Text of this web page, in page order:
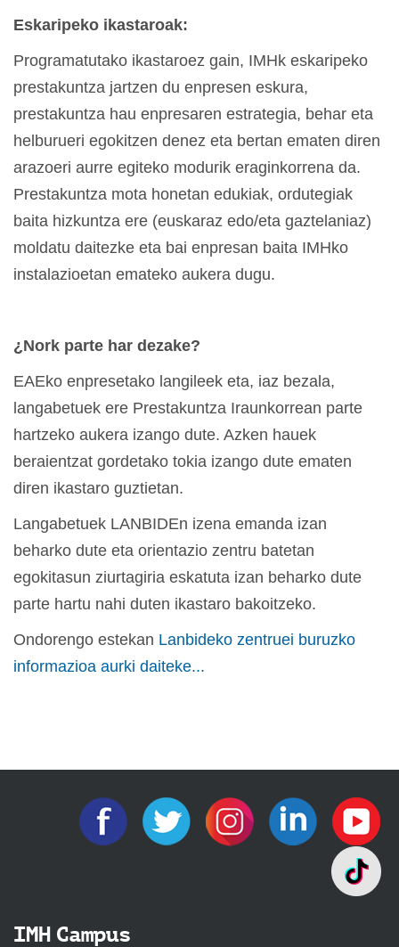
Eskaripeko ikastaroak:
Programatutako ikastaroez gain, IMHk eskaripeko
prestakuntza jartzen du enpresen eskura,
prestakuntza hau enpresaren estrategia, behar eta
helburueri egokitzen denez eta bertan ematen diren
arazoeri aurre egiteko modurik eraginkorrena da.
Prestakuntza mota honetan edukiak, ordutegiak
baita hizkuntza ere (euskaraz edo/eta gaztelaniaz)
moldatu daitezke eta bai enpresan baita IMHko
instalazioetan emateko aukera dugu.
¿Nork parte har dezake?
EAEko enpresetako langileek eta, iaz bezala,
langabetuek ere Prestakuntza Iraunkorrean parte
hartzeko aukera izango dute. Azken hauek
beraientzat gordetako tokia izango dute ematen
diren ikastaro guztietan.
Langabetuek LANBIDEn izena emanda izan
beharko dute eta orientazio zentru batetan
egokitasun ziurtagiria eskatuta izan beharko dute
parte hartu nahi duten ikastaro bakoitzeko.
Ondorengo estekan Lanbideko zentruei buruzko
informazioa aurki daiteke...
IMH Campus